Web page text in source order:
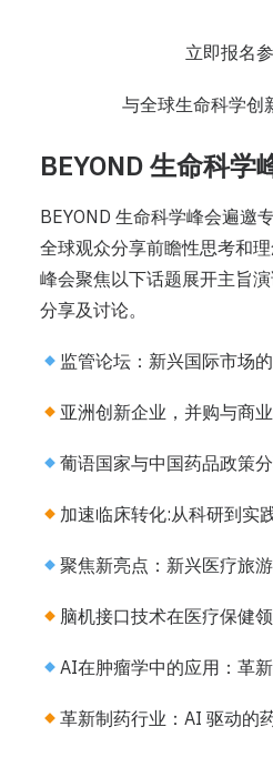
立即报名
与全球生命科学创
BEYOND 生命科学
BEYOND 生命科学峰会遍邀
全球观众分享前瞻性思考和
峰会聚焦以下话题展开主旨
分享及讨论。
监管论坛：新兴国际市场
亚洲创新企业，并购与商
葡语国家与中国药品政策
加速临床转化:从科研到实
聚焦新亮点：新兴医疗旅
脑机接口技术在医疗保健
AI在肿瘤学中的应用：革
革新制药行业：AI 驱动的